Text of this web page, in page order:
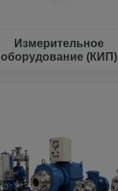
Измерительное
оборудование (КИП)